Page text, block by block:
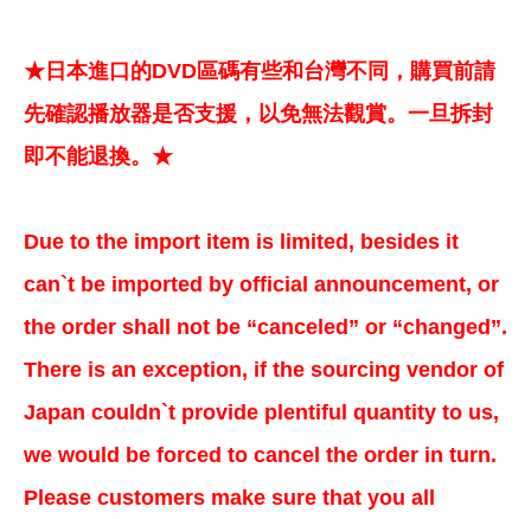
★日本進口的DVD區碼有些和台灣不同，購買前請
先確認播放器是否支援，以免無法觀賞。一旦拆封
即不能退換。★
Due to the import item is limited, besides it
can`t be imported by official announcement, or
the order shall not be “canceled” or “changed”.
There is an exception, if the sourcing vendor of
Japan couldn`t provide plentiful quantity to us,
we would be forced to cancel the order in turn.
Please customers make sure that you all